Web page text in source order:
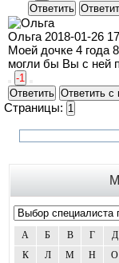
Ответить
Ольга 2018-01-26
Моей дочке 4 года
могли бы Вы с ней
-1
Ответить Ответить с
Страницы: 1
А Б В Г Д
К
Л М Н О